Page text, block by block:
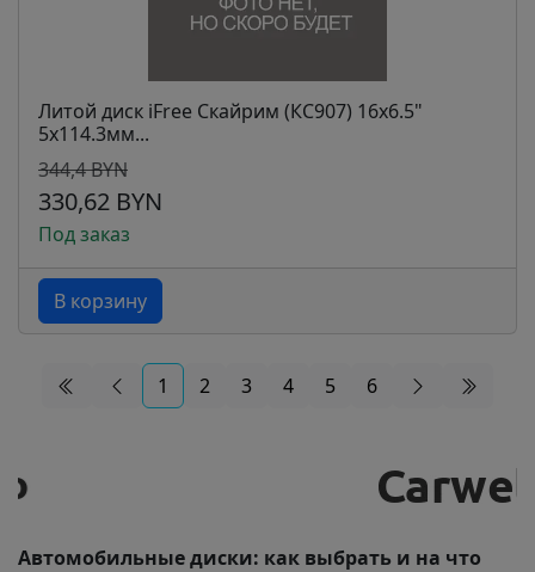
Литой диск iFree Скайрим (КС907) 16x6.5"
5x114.3мм...
344,4 BYN
330,62 BYN
Под заказ
В корзину
1 2 3 4 5 6
Автомобильные диски: как выбрать и на что